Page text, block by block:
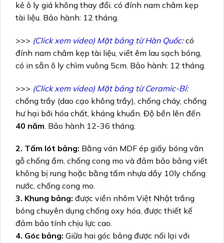
kẻ ô ly giá không thay đổi. có đính nam châm kẹp
tài liệu. Bảo hành: 12 tháng.
>>> (Click xem video) Mặt bảng từ Hàn Quốc:có
đính nam châm kẹp tài liệu, viết êm lau sạch bóng,
có in sẵn ô ly chìm vuông 5cm. Bảo hành: 12 tháng.
>>> (Click xem video) Mặt bảng từ Ceramic-Bỉ:
chống trầy (dao cạo không trầy), chống cháy, chống
hư hại bởi hóa chất, kháng khuẩn. Độ bền lên đến
40 năm . Bảo hành 12-36 tháng.
2. Tấm lót bảng: Bằng ván MDF ép giấy bóng vân
gỗ chống ẩm, chống cong mo và đảm bảo bảng viết
không bị rung hoặc bằng tấm nhựa dầy 10ly chống
nước, chống cong mo.
3. Khung bảng: được viền nhôm Việt Nhật trắng
bóng chuyên dụng chống oxy hóa, được thiết kế
đảm bảo tính chịu lực cao.
4. Góc bảng: Giữa hai góc bảng được nối lại với